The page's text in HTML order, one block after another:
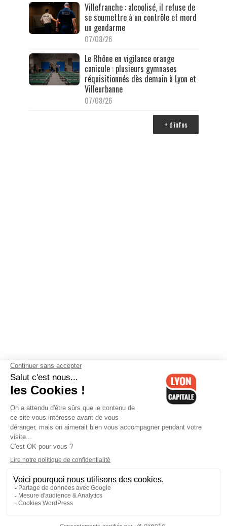
Villefranche : alcoolisé, il refuse de
se soumettre à un contrôle et mord
un gendarme
07/08/26
Le Rhône en vigilance orange
canicule : plusieurs gymnases
réquisitionnés dès demain à Lyon et
Villeurbanne
07/08/26
+ d'infos
Contactez-nous-Mentions légales-CGV-Politique de
confidentialité-Gestion des cookies